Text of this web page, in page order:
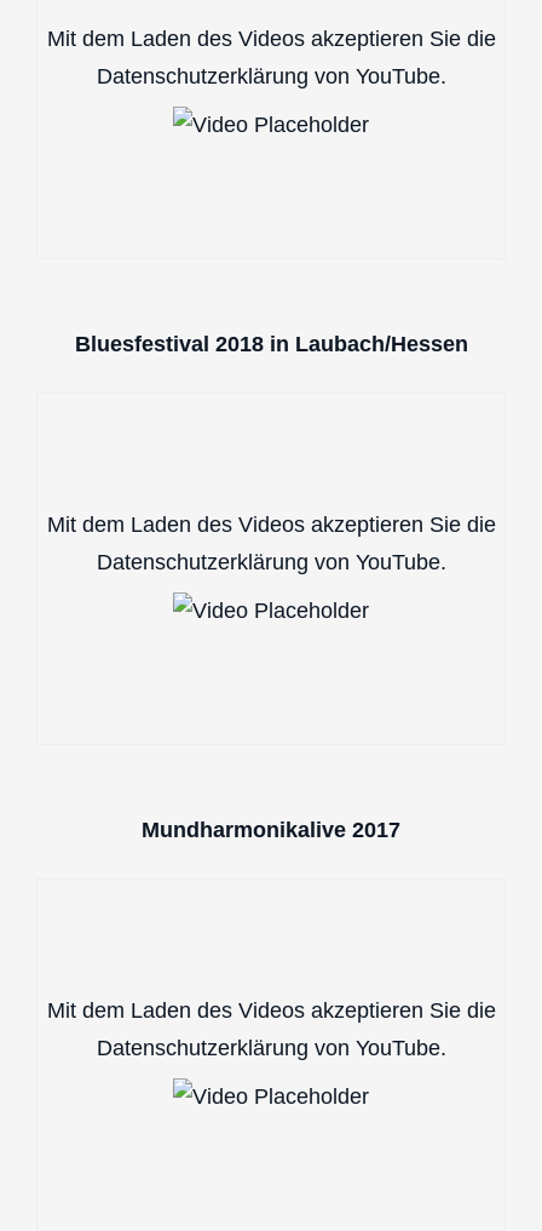
Mit dem Laden des Videos akzeptieren Sie die
Datenschutzerklärung von YouTube.
Bluesfestival 2018 in Laubach/Hessen
Mit dem Laden des Videos akzeptieren Sie die
Datenschutzerklärung von YouTube.
Mundharmonikalive 2017
Mit dem Laden des Videos akzeptieren Sie die
Datenschutzerklärung von YouTube.